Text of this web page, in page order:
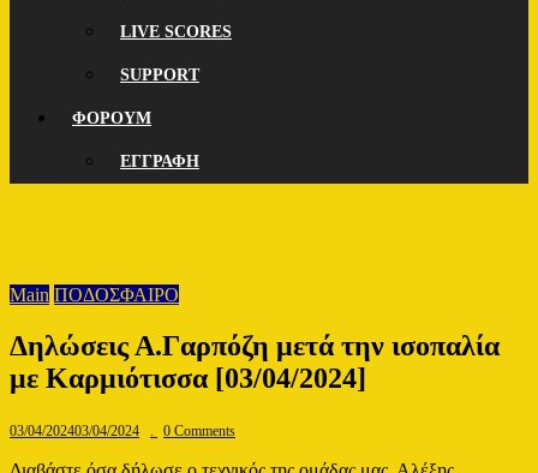
LIVE SCORES
SUPPORT
ΦΟΡΟΥΜ
ΕΓΓΡΑΦΗ
Main ΠΟΔΟΣΦΑΙΡΟ
Δηλώσεις Α.Γαρπόζη μετά την ισοπαλία
με Καρμιότισσα [03/04/2024]
03/04/202403/04/2024 . 0 Comments